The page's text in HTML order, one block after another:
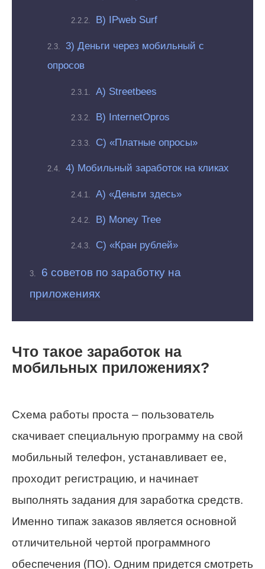
B) IPweb Surf
3) Деньги через мобильный с
опросов
A) Streetbees
B) InternetOpros
C) «Платные опросы»
4) Мобильный заработок на кликах
A) «Деньги здесь»
B) Money Tree
C) «Кран рублей»
6 советов по заработку на
приложениях
Что такое заработок на
мобильных приложениях?
Схема работы проста – пользователь
скачивает специальную программу на свой
мобильный телефон, устанавливает ее,
проходит регистрацию, и начинает
выполнять задания для заработка средств.
Именно типаж заказов является основной
отличительной чертой программного
обеспечения (ПО). Одним придется смотреть